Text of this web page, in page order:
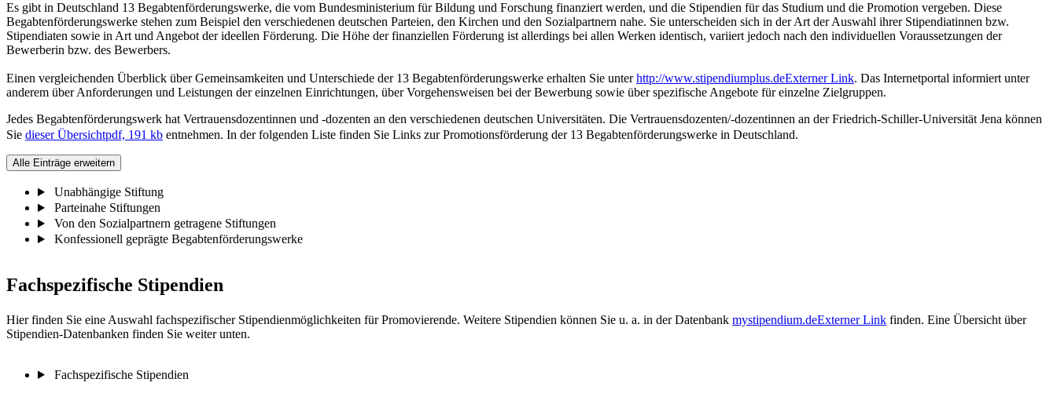
Es gibt in Deutschland 13 Begabtenförderungswerke, die vom Bundesministerium für Bildung und Forschung finanziert werden, und die Stipendien für das Studium und die Promotion vergeben. Diese
Begabtenförderungswerke stehen zum Beispiel den verschiedenen deutschen Parteien, den Kirchen und den Sozialpartnern nahe. Sie unterscheiden sich in der Art der Auswahl ihrer Stipendiatinnen bzw.
Stipendiaten sowie in Art und Angebot der ideellen Förderung. Die Höhe der finanziellen Förderung ist allerdings bei allen Werken identisch, variiert jedoch nach den individuellen Voraussetzungen der
Bewerberin bzw. des Bewerbers.
Einen vergleichenden Überblick über Gemeinsamkeiten und Unterschiede der 13 Begabtenförderungswerke erhalten Sie unterhttp://www.stipendiumplus.deExterner Link. Das Internetportal informiert unter
anderem über Anforderungen und Leistungen der einzelnen Einrichtungen, über Vorgehensweisen bei der Bewerbung sowie über spezifische Angebote für einzelne Zielgruppen.
Jedes Begabtenförderungswerk hat Vertrauensdozentinnen und -dozenten an den verschiedenen deutschen Universitäten. Die Vertrauensdozenten/-dozentinnen an der Friedrich-Schiller-Universität Jena können
Sie dieser Übersichtpdf, 191 kb entnehmen. In der folgenden Liste finden Sie Links zur Promotionsförderung der 13 Begabtenförderungswerke in Deutschland.
Alle Einträge erweitern
Unabhängige Stiftung
Parteinahe Stiftungen
Von den Sozialpartnern getragene Stiftungen
Konfessionell geprägte Begabtenförderungswerke
Fachspezifische Stipendien
Hier finden Sie eine Auswahl fachspezifischer Stipendienmöglichkeiten für Promovierende. Weitere Stipendien können Sie u. a. in der Datenbank mystipendium.deExterner Link finden. Eine Übersicht über
Stipendien-Datenbanken finden Sie weiter unten.
Fachspezifische Stipendien